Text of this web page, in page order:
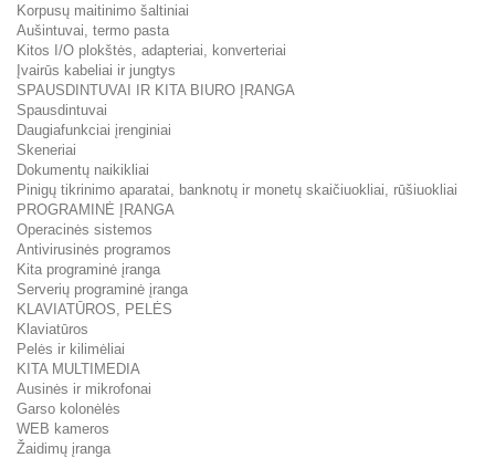
Korpusų maitinimo šaltiniai
Aušintuvai, termo pasta
Kitos I/O plokštės, adapteriai, konverteriai
Įvairūs kabeliai ir jungtys
SPAUSDINTUVAI IR KITA BIURO ĮRANGA
Spausdintuvai
Daugiafunkciai įrenginiai
Skeneriai
Dokumentų naikikliai
Pinigų tikrinimo aparatai, banknotų ir monetų skaičiuokliai, rūšiuokliai
PROGRAMINĖ ĮRANGA
Operacinės sistemos
Antivirusinės programos
Kita programinė įranga
Serverių programinė įranga
KLAVIATŪROS, PELĖS
Klaviatūros
Pelės ir kilimėliai
KITA MULTIMEDIA
Ausinės ir mikrofonai
Garso kolonėlės
WEB kameros
Žaidimų įranga